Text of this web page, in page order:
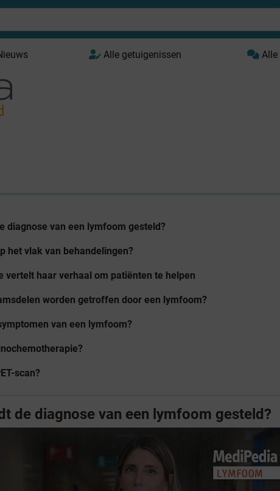
Alle getuigenissen Alle
diagnose van een lymfoom gesteld?
het vlak van behandelingen?
vertelt haar verhaal om patiënten te helpen
worden getroffen door een lymfoom?
van een lymfoom?
scan?
de diagnose van een lymfoom gesteld?